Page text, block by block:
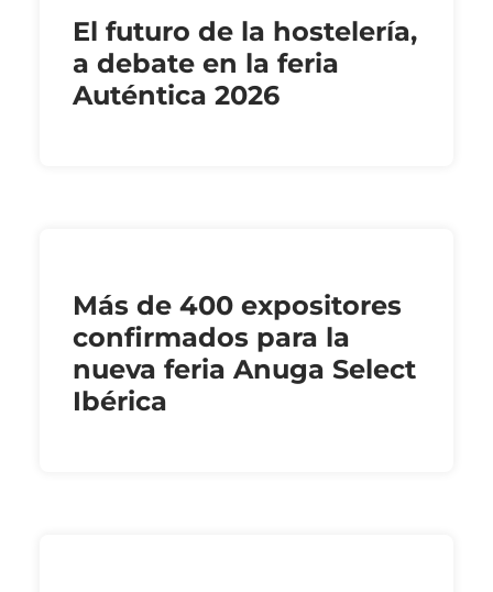
El futuro de la hostelería,
a debate en la feria
Auténtica 2026
Más de 400 expositores
confirmados para la
nueva feria Anuga Select
Ibérica